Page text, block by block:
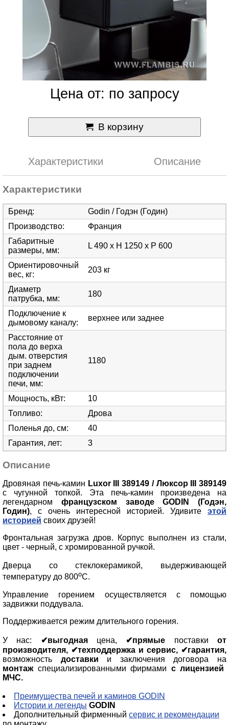
Цена от: по запросу
В корзину
Характеристики Описание
Характеристики
Бренд:
Godin / Годэн (Годин)
Производство:
Франция
Габаритные
размеры, мм:
L 490 x H 1250 x P 600
Ориентировочный
вес, кг:
203 кг
Диаметр
патрубка, мм:
180
Подключение к
дымовому каналу:
верхнее или заднее
Расстояние от
пола до верха
дым. отверстия
при заднем
подключении
печи, мм:
1180
Мощность, кВт:
10
Топливо:
Дрова
Поленья до, см:
40
Гарантия, лет: 3
Описание
Дровяная печь-камин Luxor III 389149 / Люксор III 389149
с чугунной топкой. Эта печь-камин произведена на
легендарном французском заводе GODIN (Годэн,
Годин), с очень интересной историей. Удивите этой
историей своих друзей!
Фронтальная загрузка дров. Корпус выполнен из стали,
цвет - черный, с хромированной ручкой.
Дверца со стеклокерамикой, выдерживающей
температуру до 800оС.
Управление горением осуществляется с помощью
задвижки поддувала.
Поддерживается режим длительного горения.
У нас: ✔выгоднаяцена, ✔прямые поставкиот
производителя, ✔техподдержка и сервис, ✔гарантия,
возможность доставки и заключения договора на
монтажспециализированными фирмами с лицензией
МЧС.
Преимущества печей и каминов GODIN
Истории и легенды GODIN
Дополнительный фирменный сервис и рекомендации